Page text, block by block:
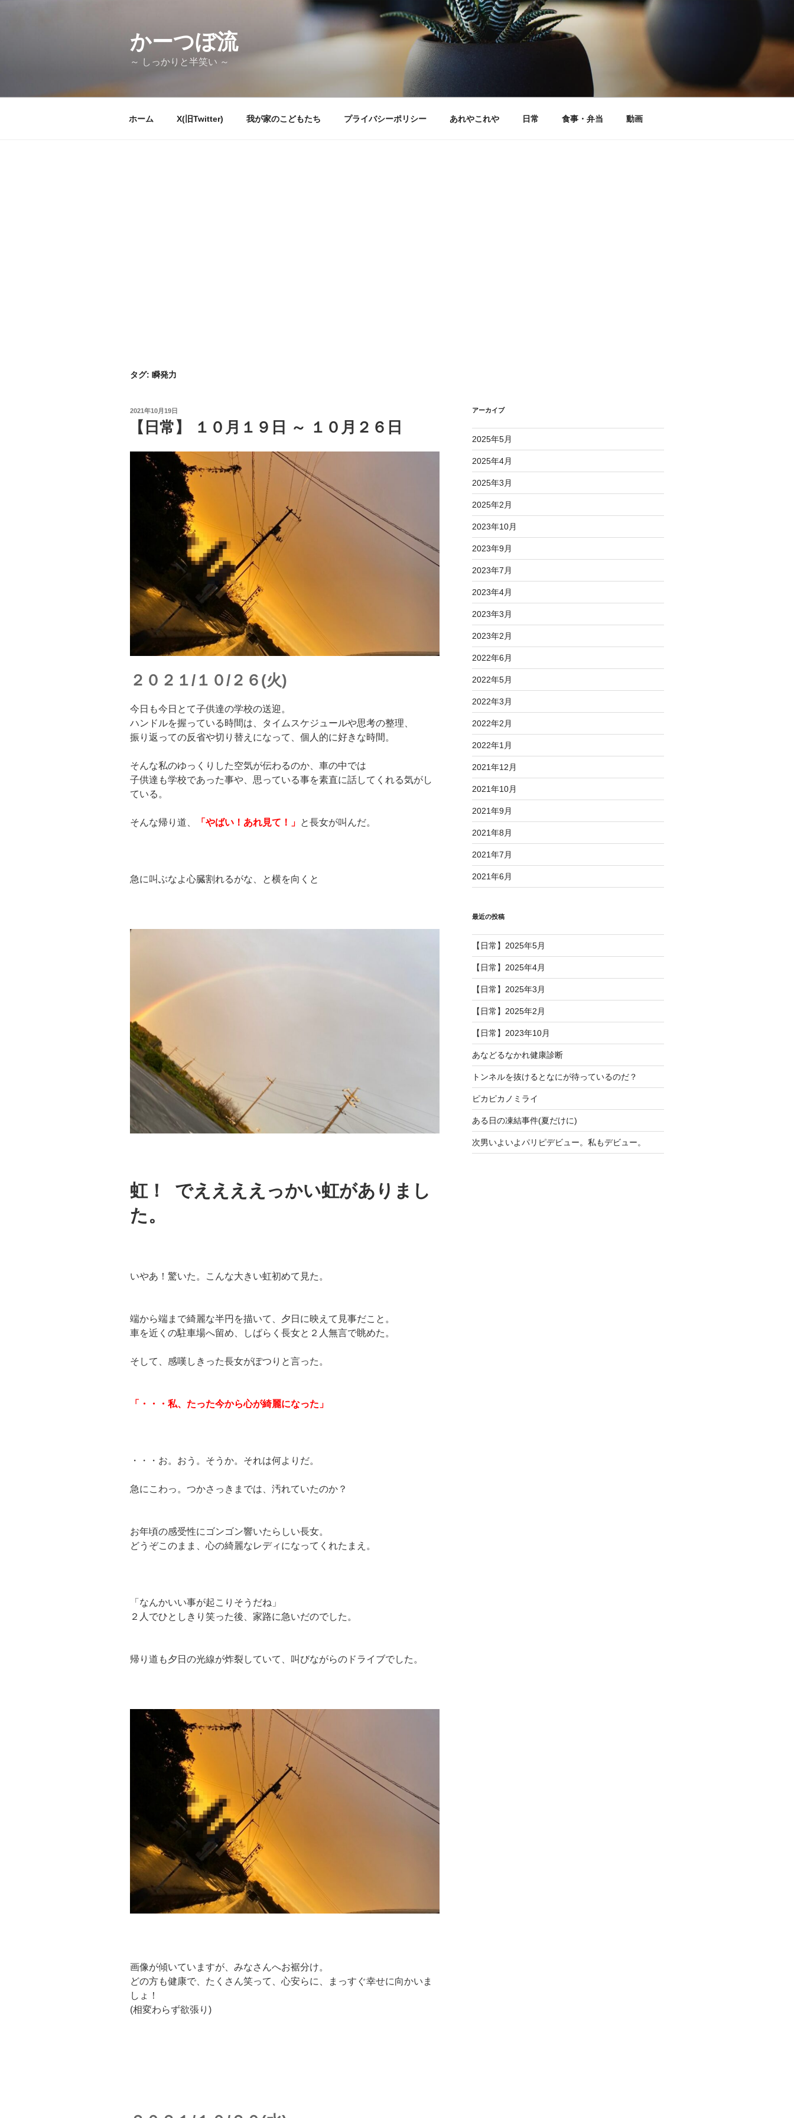
かーつぼ流
～ しっかりと半笑い ～
ホーム X(旧Twitter) 我が家のこどもたち プライバシーポリシー あれやこれや 日常 食事・弁当 動画
タグ: 瞬発力
投
2021年10月19日
【日常】 １０月１９日 ～ １０月２６日
２０２１/１０/２６(火)
今日も今日とて子供達の学校の送迎。
ハンドルを握っている時間は、タイムスケジュールや思考の整理、
振り返っての反省や切り替えになって、個人的に好きな時間。
そんな私のゆっくりした空気が伝わるのか、車の中では
子供達も学校であった事や、思っている事を素直に話してくれる気がし
ている。
そんな帰り道、 「やばい！あれ見て！」 と長女が叫んだ。
急に叫ぶなよ心臓割れるがな、と横を向くと
虹！ でええええっかい虹がありまし
た。
いやあ！驚いた。こんな大きい虹初めて見た。
端から端まで綺麗な半円を描いて、夕日に映えて見事だこと。
車を近くの駐車場へ留め、しばらく長女と２人無言で眺めた。
そして、感嘆しきった長女がぽつりと言った。
「・・・私、たった今から心が綺麗になった」
・・・お。おう。そうか。それは何よりだ。
急にこわっ。つかさっきまでは、汚れていたのか？
お年頃の感受性にゴンゴン響いたらしい長女。
どうぞこのまま、心の綺麗なレディになってくれたまえ。
「なんかいい事が起こりそうだね」
２人でひとしきり笑った後、家路に急いだのでした。
帰り道も夕日の光線が炸裂していて、叫びながらのドライブでした。
画像が傾いていますが、みなさんへお裾分け。
どの方も健康で、たくさん笑って、心安らに、まっすぐ幸せに向かいま
しょ！
(相変わらず欲張り)
アーカイブ
2025年5月
2025年4月
2025年3月
2025年2月
2023年10月
2023年9月
2023年7月
2023年4月
2023年3月
2023年2月
2022年6月
2022年5月
2022年3月
2022年2月
2022年1月
2021年12月
2021年10月
2021年9月
2021年8月
2021年7月
2021年6月
最近の投稿
【日常】2025年5月
【日常】2025年4月
【日常】2025年3月
【日常】2025年2月
【日常】2023年10月
あなどるなかれ健康診断
トンネルを抜けるとなにが待っているのだ？
ピカピカノミライ
ある日の凍結事件(夏だけに)
次男いよいよパリピデビュー。私もデビュー。